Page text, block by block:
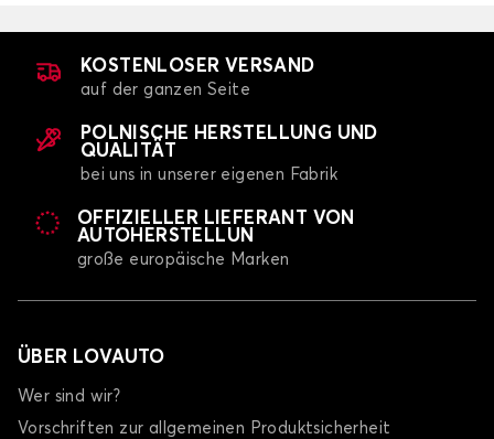
KOSTENLOSER VERSAND
auf der ganzen Seite
POLNISCHE HERSTELLUNG UND
QUALITÄT
bei uns in unserer eigenen Fabrik
OFFIZIELLER LIEFERANT VON
AUTOHERSTELLUN
große europäische Marken
ÜBER LOVAUTO
Wer sind wir?
Vorschriften zur allgemeinen Produktsicherheit